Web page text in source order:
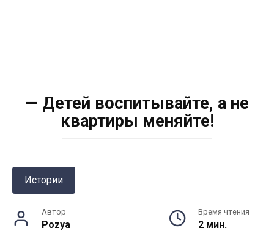
— Детей воспитывайте, а не
квартиры меняйте!
Истории
Автор
Pozya
Время чтения
2 мин.